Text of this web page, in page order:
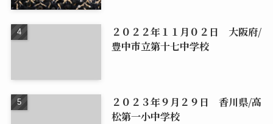
２０２２年１１月０２日 大阪府/
豊中市立第十七中学校
２０２３年９月２９日 香川県/高
松第一小中学校